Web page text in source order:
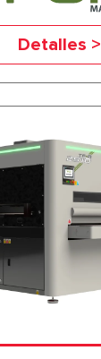
TF-M1
Detalles >